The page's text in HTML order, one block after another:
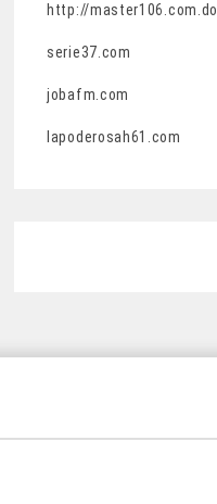
http://master106.com.do
serie37.com
jobafm.com
lapoderosah61.com